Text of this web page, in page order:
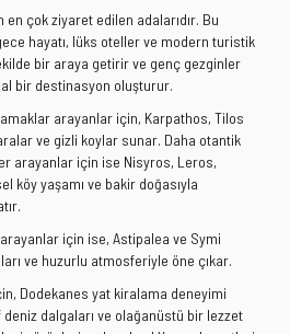
en çok ziyaret edilen adalarıdır. Bu
hayatı, lüks oteller ve modern turistik
bir araya getirir ve genç gezginler
bir destinasyon oluşturur.
arayanlar için, Karpathos, Tilos
ve gizli koylar sunar. Daha otantik
arayanlar için ise Nisyros, Leros,
köy yaşamı ve bakir doğasıyla
için ise, Astipalea ve Symi
ve huzurlu atmosferiyle öne çıkar.
Dodekanes yat kiralama deneyimi
dalgaları ve olağanüstü bir lezzet